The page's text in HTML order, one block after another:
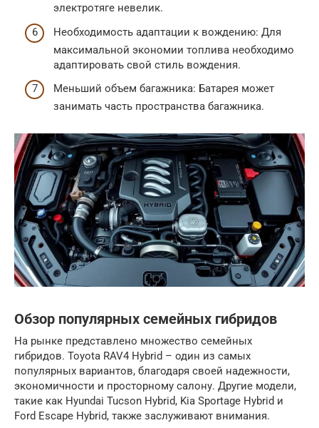
электротяге невелик.
Необходимость адаптации к вождению: Для
максимальной экономии топлива необходимо
адаптировать свой стиль вождения.
Меньший объем багажника: Батарея может
занимать часть пространства багажника.
Обзор популярных семейных гибридов
На рынке представлено множество семейных
гибридов. Toyota RAV4 Hybrid – один из самых
популярных вариантов, благодаря своей надежности,
экономичности и просторному салону. Другие модели,
такие как Hyundai Tucson Hybrid, Kia Sportage Hybrid и
Ford Escape Hybrid, также заслуживают внимания.